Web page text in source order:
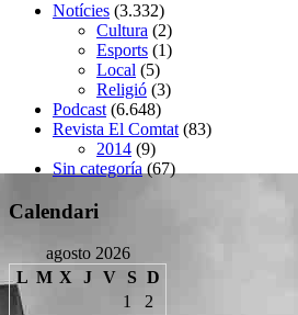
Notícies (3.332)
Cultura (2)
Esports (1)
Local (5)
Religió (3)
Podcast (6.648)
Revista El Comtat (83)
2014 (9)
Sin categoría (67)
Calendari
agosto 2026
L M X J V S D
1
2